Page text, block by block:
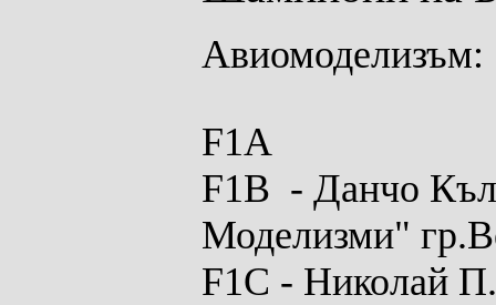
Авиомоделизъм:
F1A
F1B - Данчо
Моделизми"
F1C - Николай